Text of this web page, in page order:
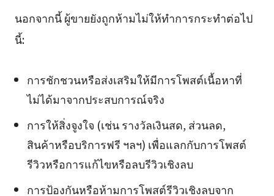
นอกจากนี้ ผู้ขายยังถูกห้ามไม่ให้ทำการกระทำต่อไป
นี้:
การชักชวนหรือส่งเสริมให้มีการโพสต์เนื้อหาที่
ไม่ได้มาจากประสบการณ์จริง
การให้สิ่งจูงใจ (เช่น รางวัลเงินสด, ส่วนลด,
สินค้าหรือบริการฟรี ฯลฯ) เพื่อแลกกับการโพสต์
รีวิวหรือการแก้ไขหรือลบรีวิวเชิงลบ
การป้องกันหรือห้ามการโพสต์รีวิวเชิงลบจาก